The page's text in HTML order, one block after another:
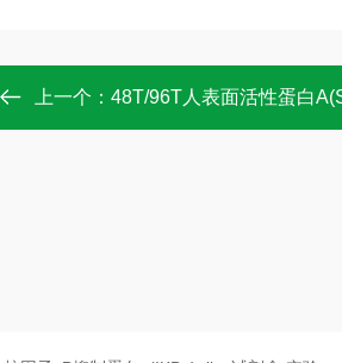
上一个： 48T/96T人表面活性蛋白A(SP-